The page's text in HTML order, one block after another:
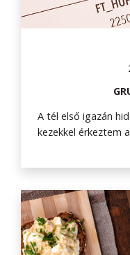
A tél első igazán
kezekkel érkeztem